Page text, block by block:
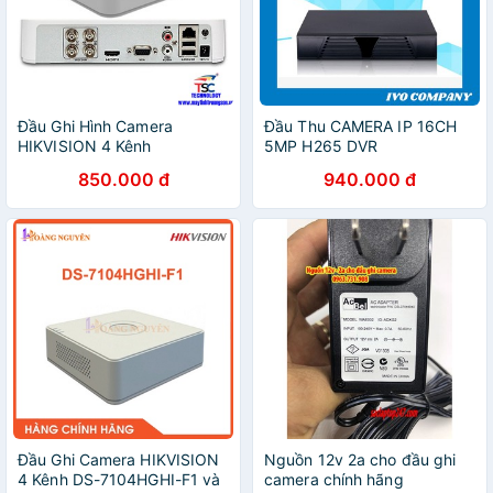
Đầu Ghi Hình Camera
HIKVISION 4 Kênh
850.000 đ
Đầu Thu CAMERA IP 16CH
5MP H265 DVR
940.000 đ
Đầu Ghi Camera HIKVISION
4 Kênh DS-7104HGHI-F1 và
Nguồn 12v 2a cho đầu ghi
camera chính hãng